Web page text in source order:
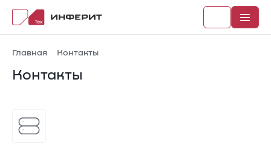
Каталог
Главная Контакты
Контакты